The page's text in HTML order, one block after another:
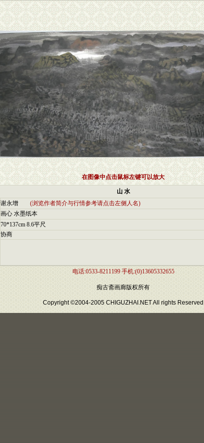
在图像中点击鼠标左键可以放大
山 水
谢永增(浏览作者简介与行情参考请点击左侧人名)
画心 水墨纸本
70*137cm 8.6平尺
协商
电话:0533-8211199 手机:(0)13605332655
痴古斋画廊版权所有
Copyright ©2004-2005 CHIGUZHAI.NET All rights Reserved